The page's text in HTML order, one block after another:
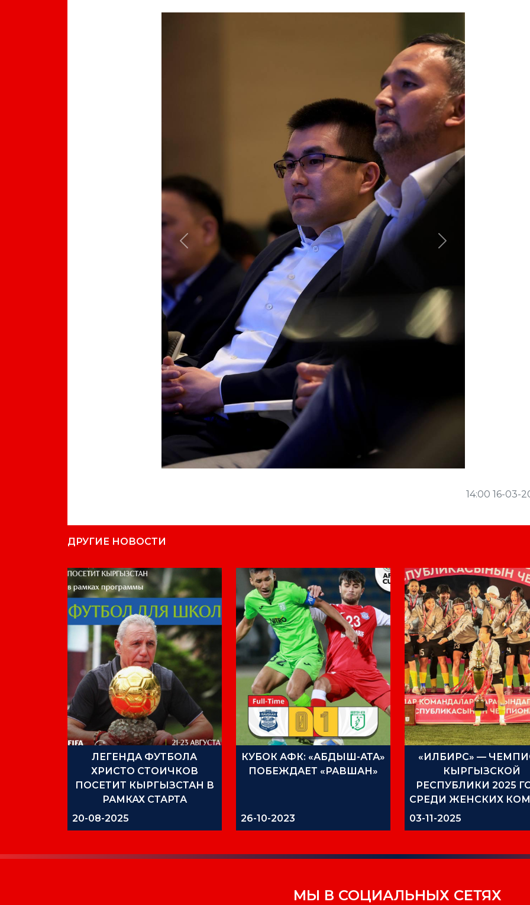
Previous Next
14:00 16-03-
ДРУГИЕ НОВОСТИ
ЛЕГЕНДА ФУТБОЛА
ХРИСТО СТОИЧКОВ
ПОСЕТИТ КЫРГЫЗСТАН В
РАМКАХ СТАРТА
ПРОГРАММЫ «ФУТБОЛ
ФИФА ДЛЯ ШКОЛ»
20-08-2025
КУБОК АФК: «АБДЫШ-АТА»
ПОБЕЖДАЕТ «РАВШАН»
26-10-2023
«ИЛБИРС» —
КЫРГЫЗСКОЙ
РЕСПУБЛИКИ 2025
СРЕДИ ЖЕНСКИХ
03-11-2025
МЫ В СОЦИАЛЬНЫХ СЕТЯХ